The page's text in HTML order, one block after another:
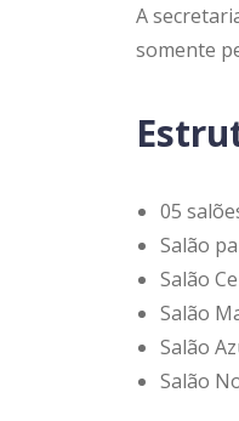
A
somente
05
Salão
Salão
Salão
Salão
Salão